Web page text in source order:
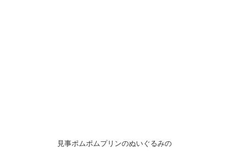
見事ポムポムプリンのぬいぐるみの